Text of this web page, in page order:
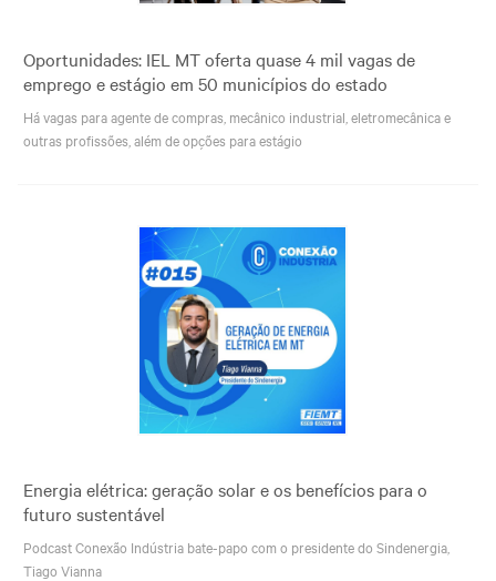
Oportunidades: IEL MT oferta quase 4 mil vagas de
emprego e estágio em 50 municípios do estado
Há vagas para agente de compras, mecânico industrial, eletromecânica e
outras profissões, além de opções para estágio
Energia elétrica: geração solar e os benefícios para o
futuro sustentável
Podcast Conexão Indústria bate-papo com o presidente do Sindenergia,
Tiago Vianna